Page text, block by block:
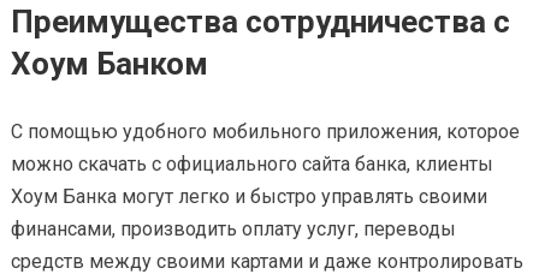
Преимущества сотрудничества с
Хоум Банком
С помощью удобного мобильного приложения, которое
можно скачать с официального сайта банка, клиенты
Хоум Банка могут легко и быстро управлять своими
финансами, производить оплату услуг, переводы
средств между своими картами и даже контролировать